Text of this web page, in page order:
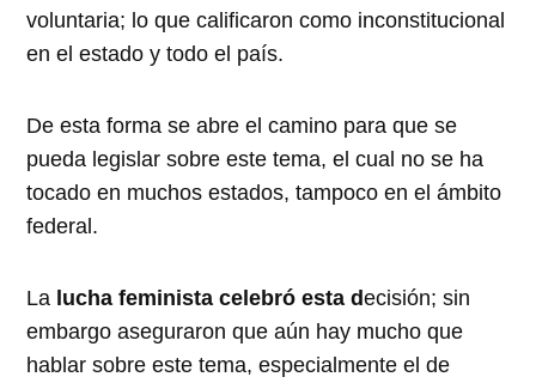
voluntaria; lo que calificaron como inconstitucional
en el estado y todo el país.
De esta forma se abre el camino para que se
pueda legislar sobre este tema, el cual no se ha
tocado en muchos estados, tampoco en el ámbito
federal.
La lucha feminista celebró esta decisión; sin
embargo aseguraron que aún hay mucho que
hablar sobre este tema, especialmente el de